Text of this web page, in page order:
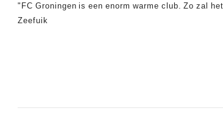
"FC Groningen is een enorm warme club. Zo zal
Zeefuik